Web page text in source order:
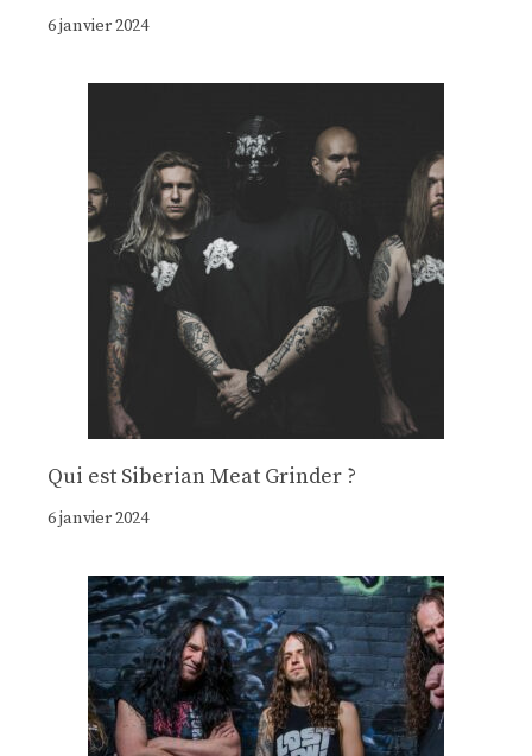
6 janvier 2024
Qui est Siberian Meat Grinder ?
6 janvier 2024